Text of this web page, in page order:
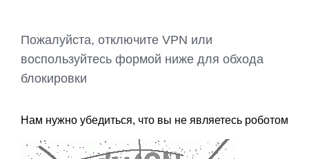
Пожалуйста, отключите VPN или
воспользуйтесь формой ниже для обхода
блокировки
Нам нужно убедиться, что вы не являетесь роботом